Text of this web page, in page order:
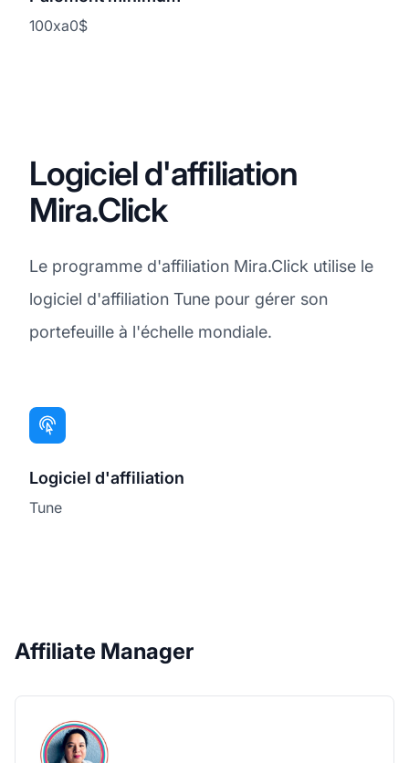
100xa0$
Logiciel d'affiliation
Mira.Click
Le programme d'affiliation Mira.Click utilise le
logiciel d'affiliation Tune pour gérer son
portefeuille à l'échelle mondiale.
Logiciel d'affiliation
Tune
Affiliate Manager